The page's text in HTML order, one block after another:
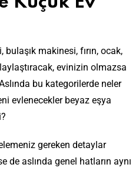
makinesi, fırın, ocak,
evinizin olmazsa
bu kategorilerde neler
evlenecekler beyaz eşya
gereken detaylar
de aslında genel hatların aynı